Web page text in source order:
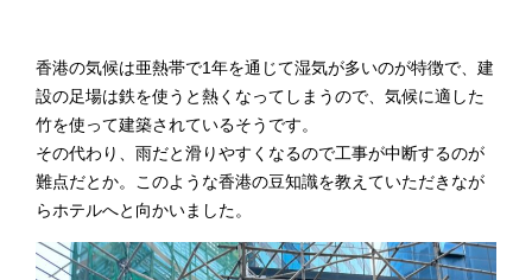
香港の気候は亜熱帯で1年を通じて湿気が多いのが特徴で、建
設の足場は鉄を使うと熱くなってしまうので、気候に適した
竹を使って建築されているそうです。
その代わり、雨だと滑りやすくなるので工事が中断するのが
難点だとか。このような香港の豆知識を教えていただきなが
らホテルへと向かいました。